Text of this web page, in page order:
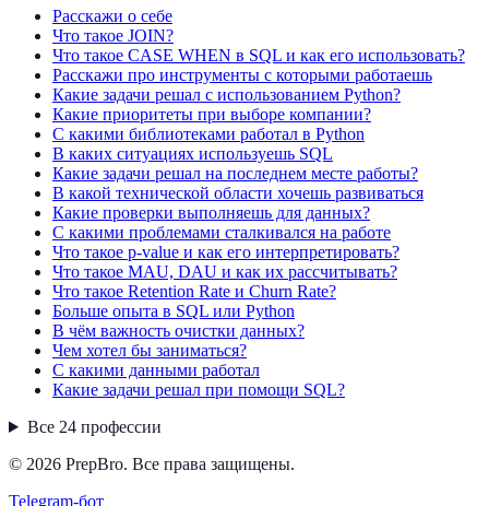
Расскажи о себе
Что такое JOIN?
Что такое CASE WHEN в SQL и как его использовать?
Расскажи про инструменты с которыми работаешь
Какие задачи решал с использованием Python?
Какие приоритеты при выборе компании?
С какими библиотеками работал в Python
В каких ситуациях используешь SQL
Какие задачи решал на последнем месте работы?
В какой технической области хочешь развиваться
Какие проверки выполняешь для данных?
С какими проблемами сталкивался на работе
Что такое p-value и как его интерпретировать?
Что такое MAU, DAU и как их рассчитывать?
Что такое Retention Rate и Churn Rate?
Больше опыта в SQL или Python
В чём важность очистки данных?
Чем хотел бы заниматься?
С какими данными работал
Какие задачи решал при помощи SQL?
Все 24 профессии
© 2026 PrepBro. Все права защищены.
Telegram-бот